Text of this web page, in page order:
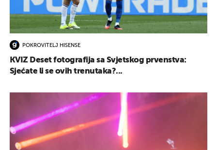
POKROVITELJ HISENSE
KVIZ Deset fotografija sa Svjetskog prvenstva:
Sjećate li se ovih trenutaka?...